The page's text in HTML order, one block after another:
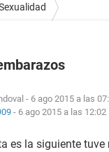
- 6 ago 2015 a las
- 6 ago 2015 a las 12:02
es la siguiente